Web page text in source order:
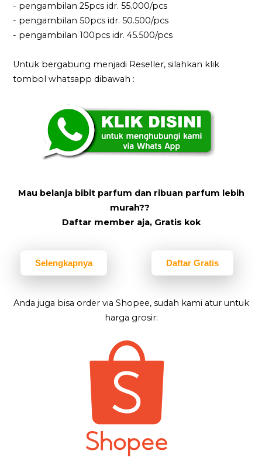
- pengambilan 25pcs idr. 55.000/pcs
- pengambilan 50pcs idr. 50.500/pcs
- pengambilan 100pcs idr. 45.500/pcs
Untuk bergabung menjadi Reseller, silahkan klik
tombol whatsapp dibawah :
Mau belanja bibit parfum dan ribuan parfum lebih
murah??
Daftar member aja, Gratis kok
Selengkapnya Daftar Gratis
Anda juga bisa order via Shopee, sudah kami atur untuk
harga grosir: